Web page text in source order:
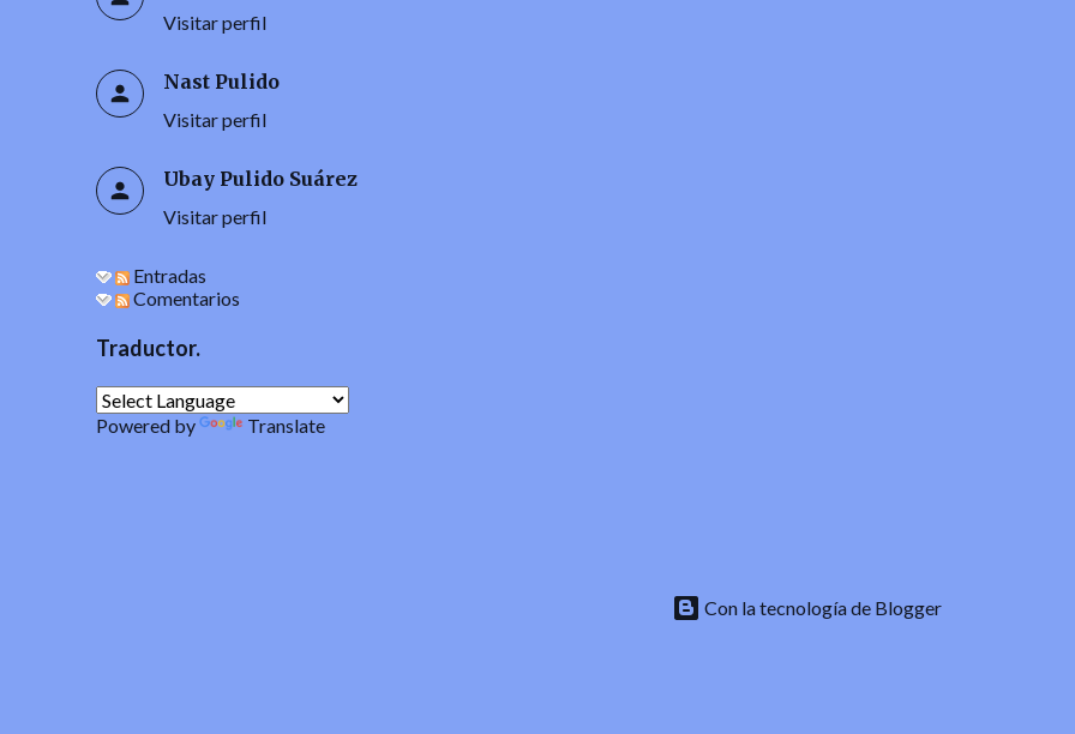
Visitar perfil
Nast Pulido
Visitar perfil
Ubay Pulido Suárez
Visitar perfil
Entradas
Comentarios
Traductor.
Powered by Translate
Con la tecnología de Blogger